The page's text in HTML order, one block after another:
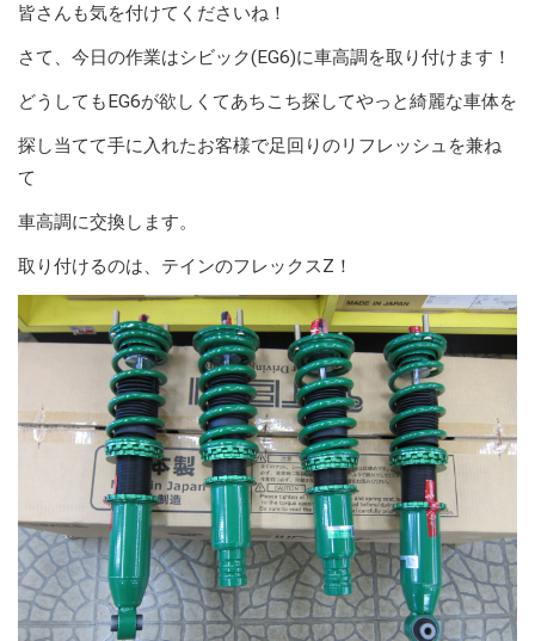
皆さんも気を付けてくださいね！
さて、今日の作業はシビック(EG6)に車高調を取り付けます！
どうしてもEG6が欲しくてあちこち探してやっと綺麗な車体を
探し当てて手に入れたお客様で足回りのリフレッシュを兼ね
て
車高調に交換します。
取り付けるのは、テインのフレックスZ！